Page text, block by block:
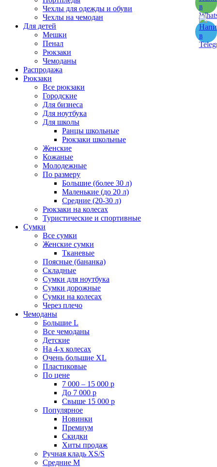
Чехлы для одежды и обуви
Чехлы на чемодан
Для детей
Мешки
Пенал
Рюкзаки
Чемоданы
Распродажа
Рюкзаки
Все рюкзаки
Городские
Для бизнеса
Для ноутбука
Для школы
Ранцы школьные
Рюкзаки школьные
Женские
Кожаные
Молодежные
По размеру
Большие (более 30 л)
Маленькие (до 20 л)
Средние (20-30 л)
Рюкзаки на колесах
Туристические и спортивные
Сумки
Все сумки
Женские сумки
Тканевые
Поясные (бананка)
Складные
Сумки для ноутбука
Сумки дорожные
Сумки на колесах
Через плечо
Чемоданы
Большие L
Все чемоданы
Детские
На 4-х колесах
Очень большие XL
Пластиковые
По цене
7 000 – 15 000 р
До 7 000 р
Свыше 15 000 р
Популярное
Новинки
Премиум
Скидки
Хиты продаж
Ручная кладь XS/S
Средние M